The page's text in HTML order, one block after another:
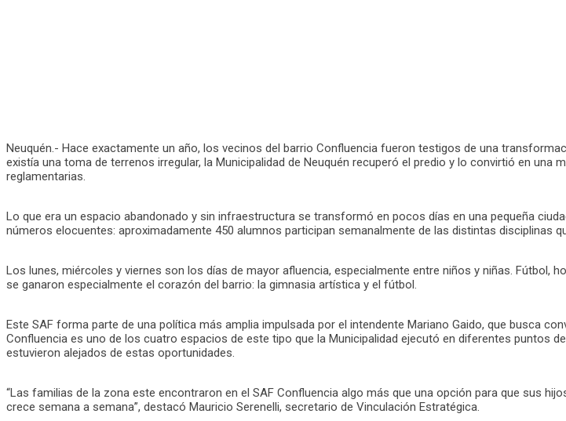
Neuquén.- Hace exactamente un año, los vecinos del barrio Confluencia fueron testigos de una
existía una toma de terrenos irregular, la Municipalidad de Neuquén recuperó el predio y lo convirtió en una
reglamentarias.
Lo que era un espacio abandonado y sin infraestructura se transformó en pocos días en una pequeña
números elocuentes: aproximadamente 450 alumnos participan semanalmente de las distintas disciplinas
Los lunes, miércoles y viernes son los días de mayor afluencia, especialmente entre niños y niñas. Fútbol,
se ganaron especialmente el corazón del barrio: la gimnasia artística y el fútbol.
Este SAF forma parte de una política más amplia impulsada por el intendente Mariano Gaido, que busca
Confluencia es uno de los cuatro espacios de este tipo que la Municipalidad ejecutó en diferentes puntos
estuvieron alejados de estas oportunidades.
“Las familias de la zona este encontraron en el SAF Confluencia algo más que una opción para que sus
crece semana a semana”, destacó Mauricio Serenelli, secretario de Vinculación Estratégica.